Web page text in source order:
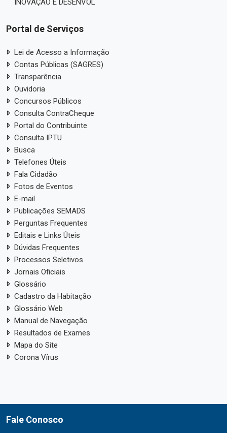
INOVAÇÃO E DESENVOL
Portal de Serviços
Lei de Acesso a Informação
Contas Públicas (SAGRES)
Transparência
Ouvidoria
Concursos Públicos
Consulta ContraCheque
Portal do Contribuinte
Consulta IPTU
Busca
Telefones Úteis
Fala Cidadão
Fotos de Eventos
E-mail
Publicações SEMADS
Perguntas Frequentes
Editais e Links Úteis
Dúvidas Frequentes
Processos Seletivos
Jornais Oficiais
Glossário
Cadastro da Habitação
Glossário Web
Manual de Navegação
Resultados de Exames
Mapa do Site
Corona Vírus
Fale Conosco